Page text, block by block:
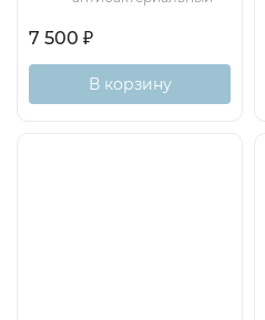
7 500 ₽
В корзину